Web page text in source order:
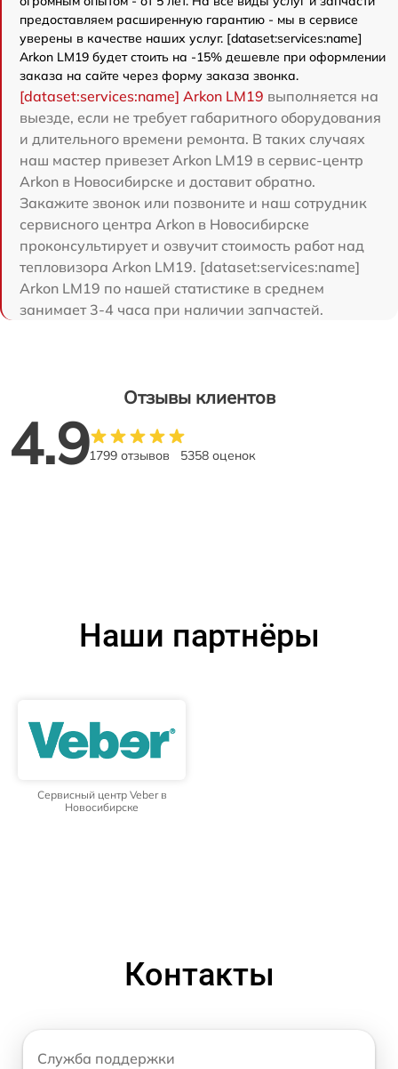
предоставляем расширенную гарантию - мы в сервисе
уверены в качестве наших услуг. [dataset:services:name]
Arkon LM19 будет стоить на -15% дешевле при оформлении
заказа на сайте через форму заказа звонка.
[dataset:services:name] Arkon LM19 выполняется на
выезде, если не требует габаритного оборудования
и длительного времени ремонта. В таких случаях
наш мастер привезет Arkon LM19 в сервис-центр
Arkon в Новосибирске и доставит обратно.
Закажите звонок или позвоните и наш сотрудник
сервисного центра Arkon в Новосибирске
проконсультирует и озвучит стоимость работ над
тепловизора Arkon LM19. [dataset:services:name]
Arkon LM19 по нашей статистике в среднем
занимает 3-4 часа при наличии запчастей.
Отзывы клиентов
4.91799 отзывов 5358 оценок
Наши партнёры
Сервисный центр Veber в
Новосибирске
Контакты
Служба поддержки